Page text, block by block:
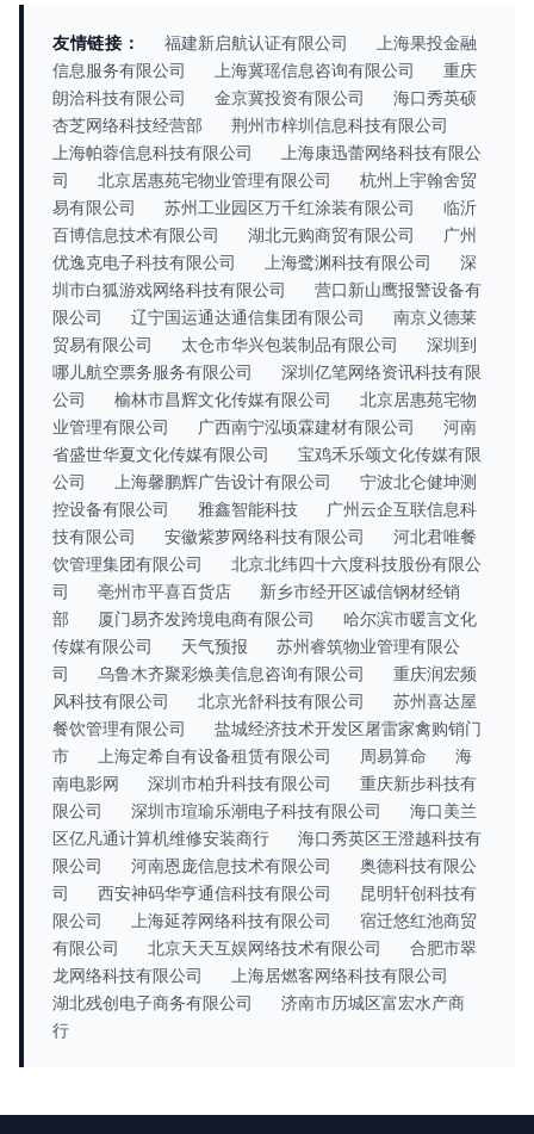
友情链接： 福建新启航认证有限公司
上海果投金融
信息服务有限公司
上海冀瑶信息咨询有限公司
重庆
朗洽科技有限公司
金京冀投资有限公司
海口秀英硕
杏芝网络科技经营部
荆州市梓圳信息科技有限公司
上海帕蓉信息科技有限公司
上海康迅蕾网络科技有限公
司
北京居惠苑宅物业管理有限公司
杭州上宇翰舍贸
易有限公司
苏州工业园区万千红涂装有限公司
临沂
百博信息技术有限公司
湖北元购商贸有限公司
广州
优逸克电子科技有限公司
上海鹭渊科技有限公司
深
圳市白狐游戏网络科技有限公司
营口新山鹰报警设备有
限公司
辽宁国运通达通信集团有限公司
南京义德莱
贸易有限公司
太仓市华兴包装制品有限公司
深圳到
哪儿航空票务服务有限公司
深圳亿笔网络资讯科技有限
公司
榆林市昌辉文化传媒有限公司
北京居惠苑宅物
业管理有限公司
广西南宁泓顷霖建材有限公司
河南
省盛世华夏文化传媒有限公司
宝鸡禾乐颂文化传媒有限
公司
上海馨鹏辉广告设计有限公司
宁波北仑健坤测
控设备有限公司
雅鑫智能科技
广州云企互联信息科
技有限公司
安徽紫萝网络科技有限公司
河北君唯餐
饮管理集团有限公司
北京北纬四十六度科技股份有限公
司
亳州市平喜百货店
新乡市经开区诚信钢材经销
部
厦门易齐发跨境电商有限公司
哈尔滨市暖言文化
传媒有限公司
天气预报
苏州睿筑物业管理有限公
司
乌鲁木齐聚彩焕美信息咨询有限公司
重庆润宏频
风科技有限公司
北京光舒科技有限公司
苏州喜达屋
餐饮管理有限公司
盐城经济技术开发区屠雷家禽购销门
市
上海定希自有设备租赁有限公司 周易算命
海
南电影网
深圳市柏升科技有限公司
重庆新步科技有
限公司
深圳市瑄瑜乐潮电子科技有限公司
海口美兰
区亿凡通计算机维修安装商行
海口秀英区王澄越科技有
限公司
河南恩庞信息技术有限公司
奥德科技有限公
司
西安神码华亨通信科技有限公司
昆明轩创科技有
限公司
上海延荐网络科技有限公司
宿迁悠红池商贸
有限公司
北京天天互娱网络技术有限公司
合肥市翠
龙网络科技有限公司
上海居燃客网络科技有限公司
湖北残创电子商务有限公司
济南市历城区富宏水产商
行